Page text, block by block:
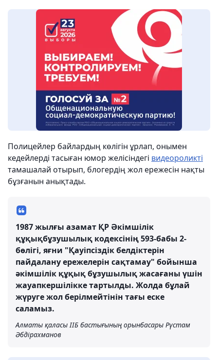
Полицейлер байлардың көлігін ұрлап, онымен
кедейлерді тасыған юмор желісіндегі видеороликті
тамашалай отырып, блогердің жол ережесін нақты
бұзғанын анықтады.
1987 жылғы азамат ҚР Әкімшілік
құқықбұзушылық кодексінің 593-бабы 2-
бөлігі, яғни "Қауіпсіздік белдіктерін
пайдалану ережелерін сақтамау" бойынша
әкімшілік құқық бұзушылық жасағаны үшін
жауапкершілікке тартылды. Жолда бұлай
жүруге жол берілмейтінін тағы еске
саламыз.
Алматы қаласы ІІБ бастығының орынбасары Рүстам
Әбдірахманов